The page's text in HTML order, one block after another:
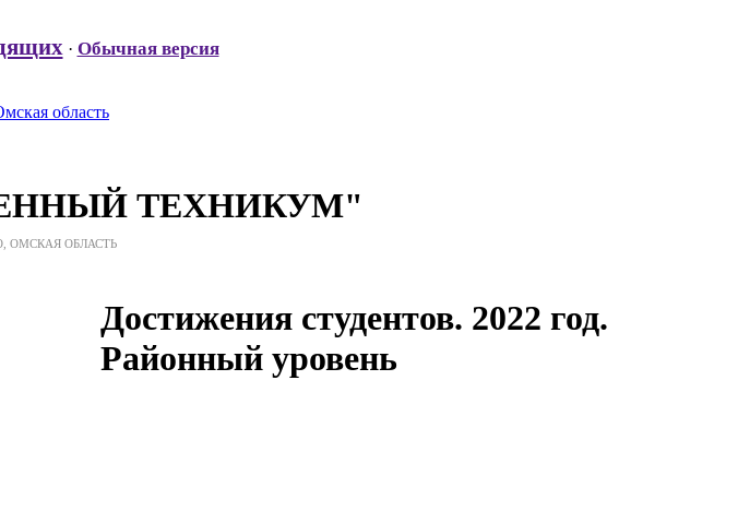
· Обычная версия
ТЕХНИКУМ"
ОМСКАЯ ОБЛАСТЬ
Достижения студентов. 2022 год.
Районный уровень